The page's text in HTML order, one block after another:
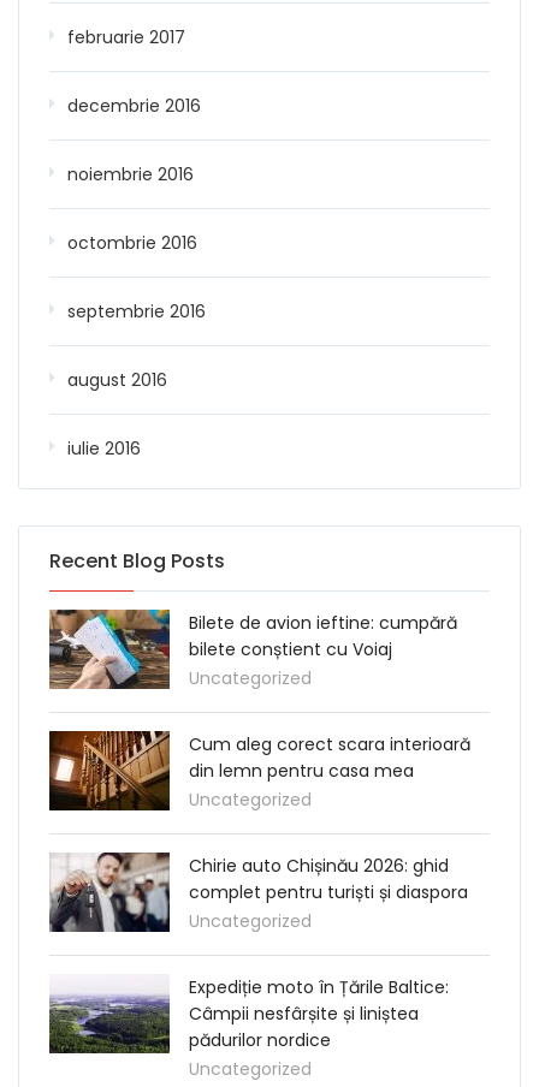
februarie 2017
decembrie 2016
noiembrie 2016
octombrie 2016
septembrie 2016
august 2016
iulie 2016
Recent Blog Posts
Bilete de avion ieftine: cumpără
bilete conștient cu Voiaj
Uncategorized
Cum aleg corect scara interioară
din lemn pentru casa mea
Uncategorized
Chirie auto Chișinău 2026: ghid
complet pentru turiști și diaspora
Uncategorized
Expediție moto în Țările Baltice:
Câmpii nesfârșite și liniștea
pădurilor nordice
Uncategorized